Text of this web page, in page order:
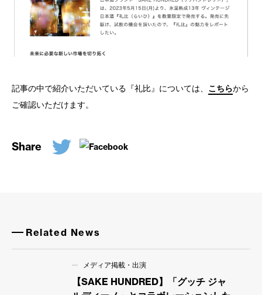
記事の中で紹介いただいている『礼比』については、 こちらから
ご確認いただけます。
Share
Related News
メディア掲載・出演
【SAKE HUNDRED】「グッチ ジャ